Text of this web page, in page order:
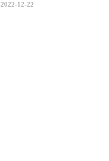
2022-12-22